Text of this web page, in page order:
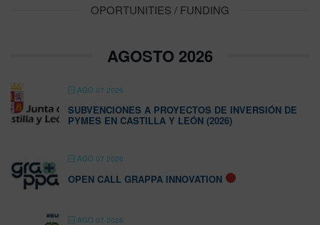
OPORTUNITIES / FUNDING
AGOSTO 2026
AGO 07 2026
SUBVENCIONES A PROYECTOS DE INVERSIÓN DE
PYMES EN CASTILLA Y LEÓN (2026)
AGO 07 2026
OPEN CALL GRAPPA INNOVATION
AGO 07 2026